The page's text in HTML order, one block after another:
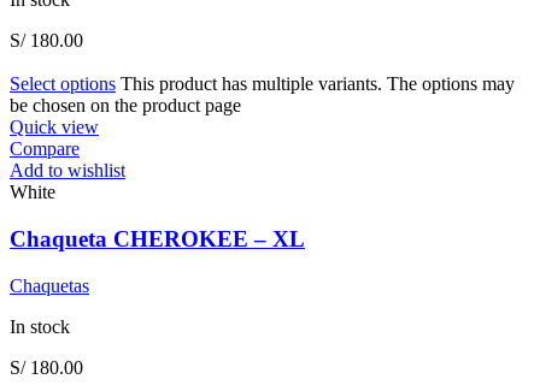
S/180.00
Select options This product has multiple variants. The options may
be chosen on the product page
Quick view
Compare
Add to wishlist
White
Chaqueta CHEROKEE – XL
Chaquetas
In stock
S/180.00